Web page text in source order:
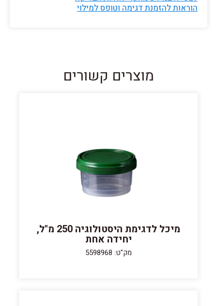
הוראות להזמנת דגימה וטופס למילוי
מוצרים קשורים
מיכל לדגימת היסטולוגיה 250 מ"ל,
יחידה אחת
מק"ט: 5598968